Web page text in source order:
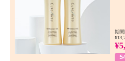
期